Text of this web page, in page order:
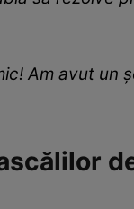
Am avut un